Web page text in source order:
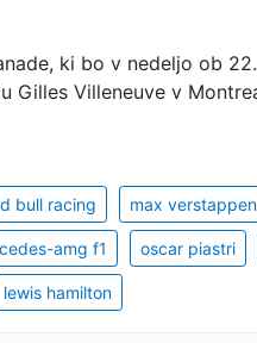
ki bo v nedeljo ob
Gilles Villeneuve v
bull racing max verstappen
amg f1 oscar piastri
lewis hamilton